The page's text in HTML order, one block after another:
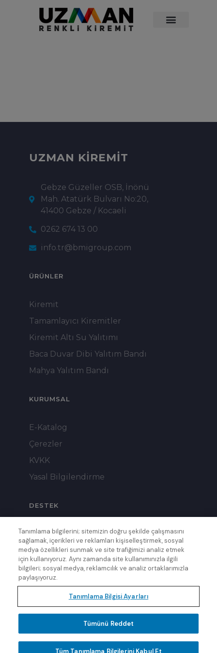
UZMAN KİREMİT
Gebze Güzeller OSB, İnönü
Mah. Atatürk Bulvarı No:20,
41400 Gebze / Kocaeli
0262 674 13 00
info.tr@bmigroup.com
ÜRÜNLER
Kiremit
Tamamlayıcı Kiremitler
Kiremit Altı Su Yalıtımı
Baca Duvar Dibi Yalıtım Bandı
Mahya Yalıtım Bandı
KURUMSAL
E-Katalog
Çerezler
KVKK
Yasal Bilgilendirme
DESTEK
Merak Ettikleriniz
Teklif Al
Çatı M² Hesapla
Bize Ulaşın
© 2026 Uzman Kiremit. Tüm hakları saklıdır.
Tanımlama bilgilerini; sitemizin doğru şekilde çalışmasını
sağlamak, içerikleri ve reklamları kişiselleştirmek, sosyal
medya özellikleri sunmak ve site trafiğimizi analiz etmek
için kullanıyoruz. Aynı zamanda site kullanımınızla ilgili
bilgileri; sosyal medya, reklamcılık ve analiz ortaklarımızla
paylaşıyoruz.
Tanımlama Bilgisi Ayarları
Tümünü Reddet
Tüm Tanımlama Bilgilerini Kabul Et